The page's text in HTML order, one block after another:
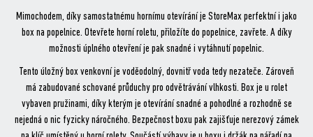
Mimochodem, díky samostatnému hornímu otevírání je StoreMax perfektní i jako
box na popelnice. Otevřete horní roletu, přiložíte do popelnice, zavřete. A díky
možnosti úplného otevření je pak snadné i vytáhnutí popelnic.
Tento úložný box venkovní je voděodolný, dovnitř voda tedy nezateče. Zároveň
má zabudované schované průduchy pro odvětrávání vlhkosti. Box je u rolet
vybaven pružinami, díky kterým je otevírání snadné a pohodlné a rozhodně se
nejedná o nic fyzicky náročného. Bezpečnost boxu pak zajišťuje nerezový zámek